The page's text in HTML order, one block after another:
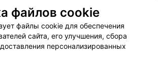
договор
Способы оплаты
договор по использованию сервиса
«Афиша»
соглашение
файлов cookie
файлы cookie для обеспечения
сайта, его улучшения, сбора
персонализированных